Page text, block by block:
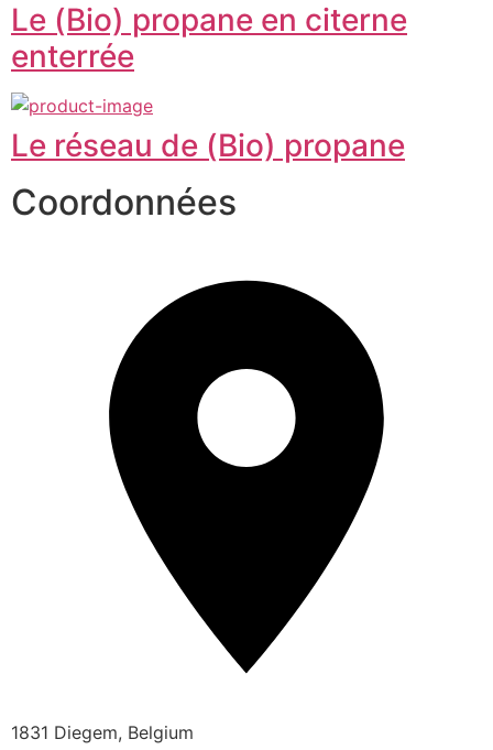
Le (Bio) propane en citerne
enterrée
Le réseau de (Bio) propane
Coordonnées
1831 Diegem, Belgium